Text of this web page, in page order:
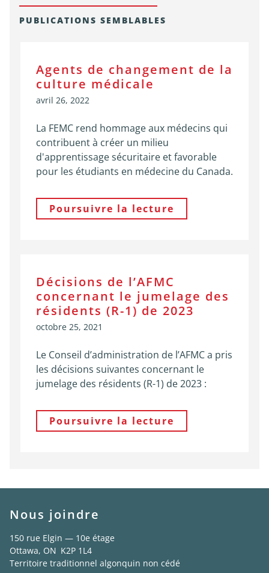
PUBLICATIONS SEMBLABLES
Agents de changement de la
culture médicale
avril 26, 2022
La FEMC rend hommage aux médecins qui
contribuent à créer un milieu
d'apprentissage sécuritaire et favorable
pour les étudiants en médecine du Canada.
Poursuivre la lecture
Décisions de l’AFMC
concernant le jumelage des
résidents (R-1) de 2023
octobre 25, 2021
Le Conseil d’administration de l’AFMC a pris
les décisions suivantes concernant le
jumelage des résidents (R-1) de 2023 :
Poursuivre la lecture
Nous joindre
150 rue Elgin — 10e étage
Ottawa, ON K2P 1L4
Territoire traditionnel algonquin non cédé